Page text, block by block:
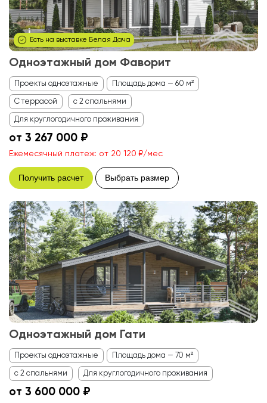
Есть на выставке Белая Дача
Одноэтажный дом Фаворит
Проекты одноэтажные Площадь дома — 60 м²
С террасой с 2 спальнями
Для круглогодичного проживания
от 3 267 000 ₽
Ежемесячный платеж: от 20 120 ₽/мес
Получить расчет Выбрать размер
Одноэтажный дом Гати
Проекты одноэтажные Площадь дома — 70 м²
с 2 спальнями Для круглогодичного проживания
от 3 600 000 ₽